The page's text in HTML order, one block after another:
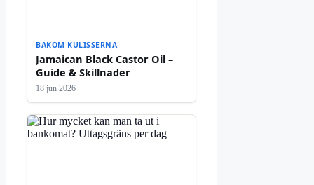
BAKOM KULISSERNA
Jamaican Black Castor Oil –
Guide & Skillnader
18 jun 2026